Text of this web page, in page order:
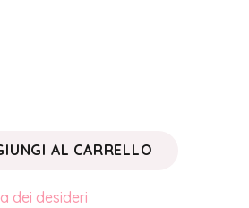
AL CARRELLO
dei desideri